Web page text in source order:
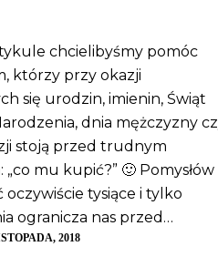
chcielibyśmy pomóc
którzy przy okazji
się urodzin, imienin, Świąt
dnia mężczyzny
stoją przed trudnym
„co mu kupić?” 🙂 Pomysłów
oczywiście tysiące i tylko
ogranicza nas przed…
2018